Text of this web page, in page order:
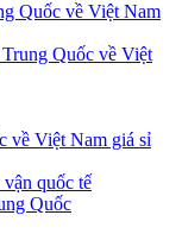
Quốc về Việt Nam
Quốc về Việt
về Việt Nam giá sỉ
quốc tế
Quốc